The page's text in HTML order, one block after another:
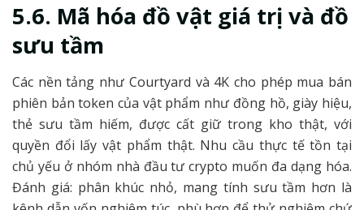
5.6. Mã hóa đồ vật giá trị và đồ
sưu tầm
Các nền tảng như Courtyard và 4K cho phép mua bán
phiên bản token của vật phẩm như đồng hồ, giày hiệu,
thẻ sưu tầm hiếm, được cất giữ trong kho thật, với
quyền đổi lấy vật phẩm thật. Nhu cầu thực tế tồn tại
chủ yếu ở nhóm nhà đầu tư crypto muốn đa dạng hóa.
Đánh giá: phân khúc nhỏ, mang tính sưu tầm hơn là